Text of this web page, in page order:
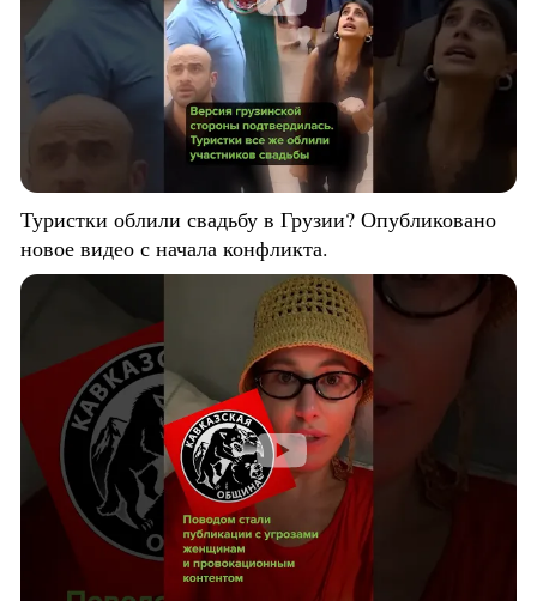
Туристки облили свадьбу в Грузии? Опубликовано
новое видео с начала конфликта.